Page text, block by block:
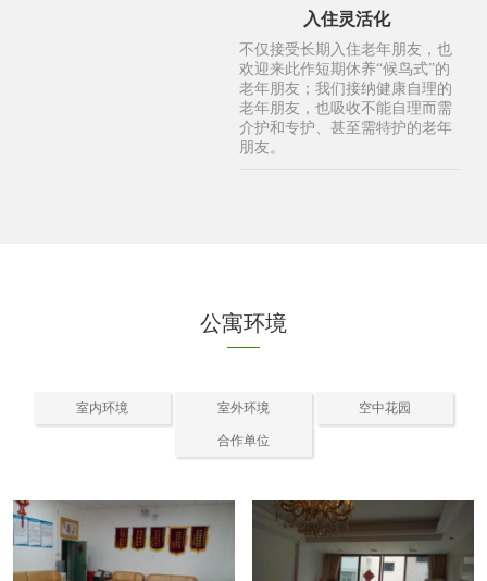
入住灵活化
不仅接受长期入住老年朋友，也
欢迎来此作短期休养“候鸟式”的
老年朋友；我们接纳健康自理的
老年朋友，也吸收不能自理而需
介护和专护、甚至需特护的老年
朋友。
公寓环境
室内环境 室外环境 空中花园
合作单位